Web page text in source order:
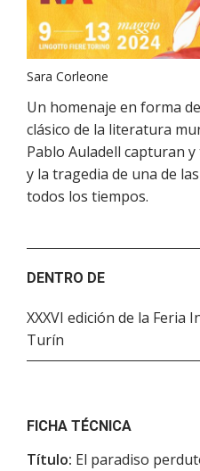
Sara Corleone
Un homenaje en forma
clásico de la literatura
Pablo Auladell capturan
y la tragedia de una de
todos los tiempos.
DENTRO DE
XXXVI edición de la Feria
Turín
FICHA TÉCNICA
Título: El paradiso